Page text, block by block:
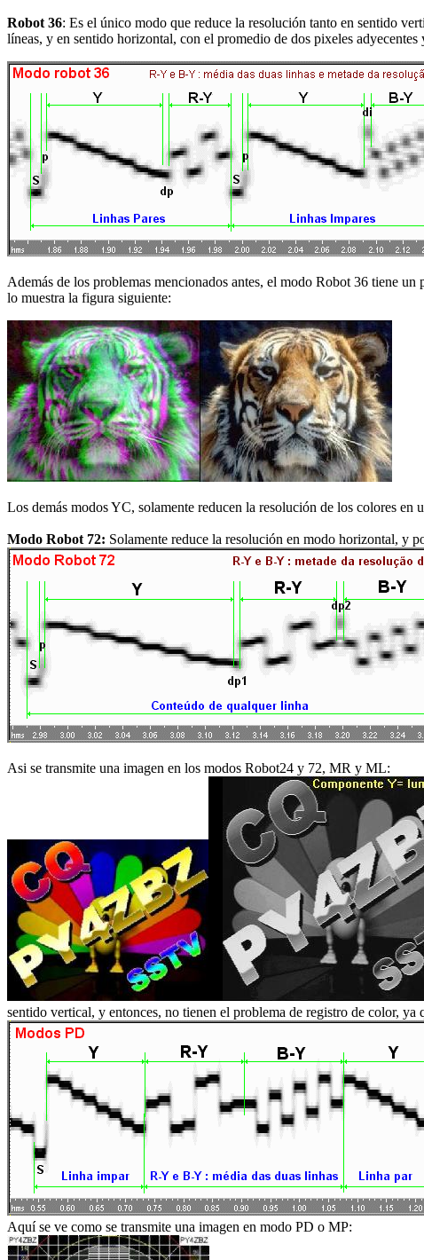
Robot 36: Es el único modo que reduce la resolución tanto en sentido
líneas, y en sentido horizontal, con el promedio de dos pixeles
Además de los problemas mencionados antes, el modo Robot 36 tiene
lo muestra la figura siguiente:
Los demás modos YC, solamente reducen la resolución de los colores
Modo Robot 72: Solamente reduce la resolución en modo horizontal, y
Asi se transmite una imagen en los modos Robot24 y 72, MR y ML:
sentido vertical, y entonces, no tienen el problema de registro de color,
Aquí se ve como se transmite una imagen en modo PD o MP: